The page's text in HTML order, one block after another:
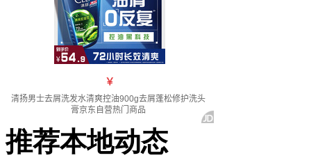
推荐本地动态